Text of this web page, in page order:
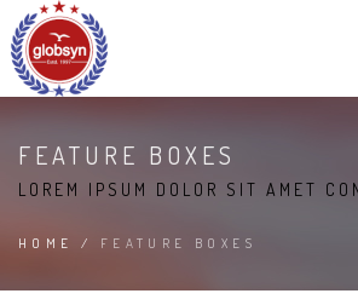
FEATURE BOXES
LOREM IPSUM DOLOR SIT AMET
HOME / FEATURE BOXES